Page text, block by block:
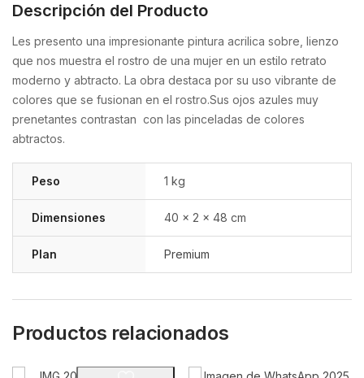
Descripción del Producto
Les presento una impresionante pintura acrilica sobre, lienzo
que nos muestra el rostro de una mujer en un estilo retrato
moderno y abtracto. La obra destaca por su uso vibrante de
colores que se fusionan en el rostro.Sus ojos azules muy
prenetantes contrastan con las pinceladas de colores
abtractos.
Peso 1 kg
Dimensiones 40 × 2 × 48 cm
Plan Premium
Productos relacionados